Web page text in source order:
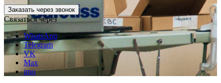
Заказать через звонок
Связаться через
WhatsApp
Telegram
VK
Max
imo